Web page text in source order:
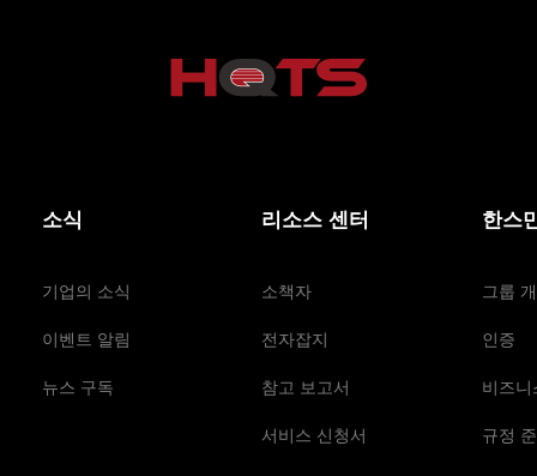
소식
기업의 소식
이벤트 알림
뉴스 구독
리소스 센터
소책자
전자잡지
참고 보고서
서비스 신청서
한스
그룹
인증
비즈니
규정